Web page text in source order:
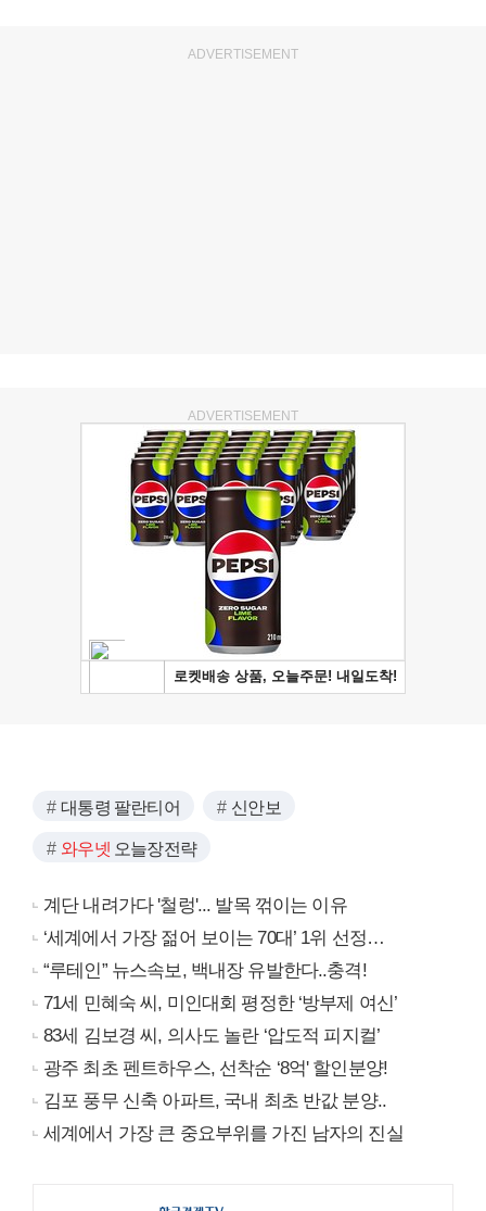
ADVERTISEMENT
ADVERTISEMENT
대통령 팔란티어 신안보
와우넷 오늘장전략
계단 내려가다 '철렁'... 발목 꺾이는 이유
‘세계에서 가장 젊어 보이는 70대’ 1위 선정…
“루테인” 뉴스속보, 백내장 유발한다..충격!
71세 민혜숙 씨, 미인대회 평정한 ‘방부제 여신’
83세 김보경 씨, 의사도 놀란 ‘압도적 피지컬’
광주 최초 펜트하우스, 선착순 ‘8억' 할인분양!
김포 풍무 신축 아파트, 국내 최초 반값 분양..
세계에서 가장 큰 중요부위를 가진 남자의 진실